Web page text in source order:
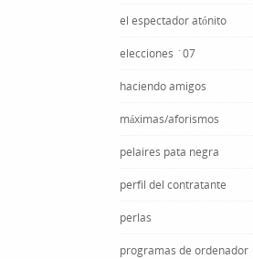
el espectador atónito
elecciones ´07
haciendo amigos
máximas/aforismos
pelaires pata negra
perfil del contratante
perlas
programas de ordenador